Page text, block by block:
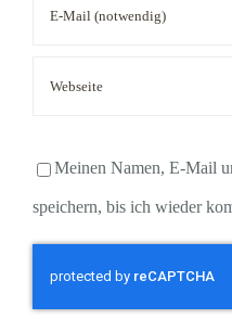
Meinen Namen, E-Mail
speichern, bis ich wieder